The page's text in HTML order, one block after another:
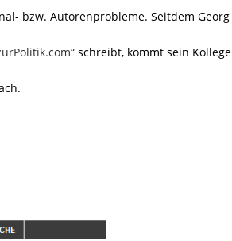
bzw. Autorenprobleme. Seitdem Georg
schreibt, kommt sein Kollege